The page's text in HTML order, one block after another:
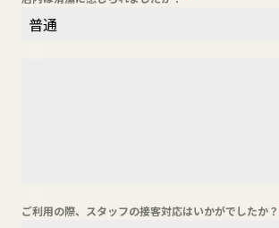
普通
ご利用の際、スタッフの接客対応はいかがでしたか？